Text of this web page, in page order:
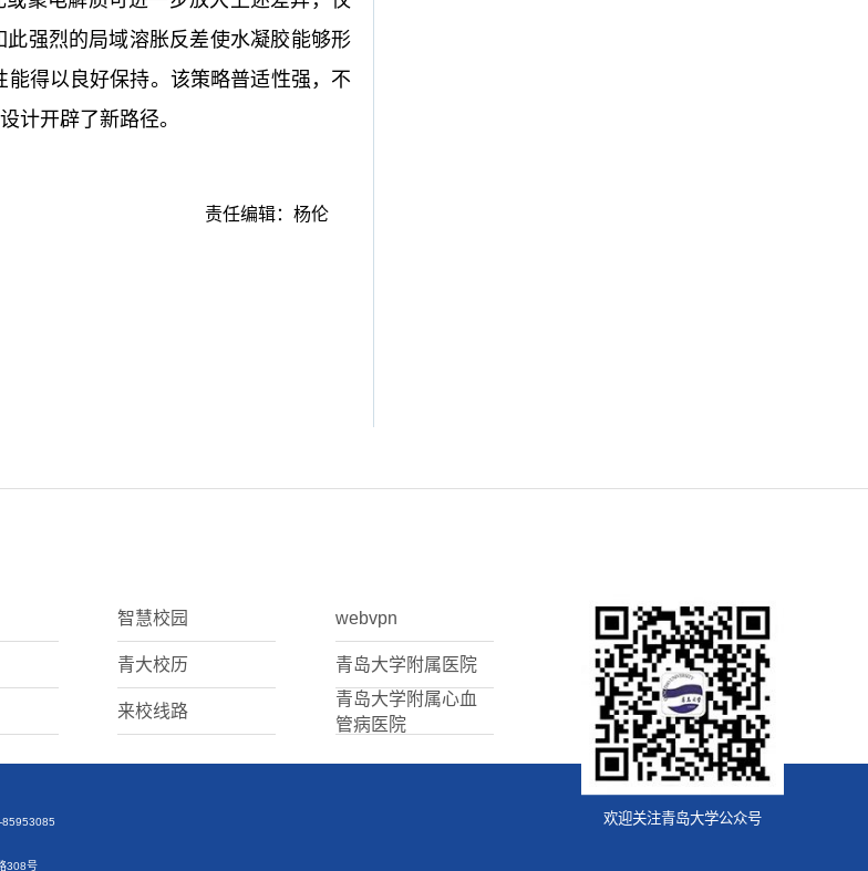
强烈的局域溶胀反差使水凝胶能够形
得以良好保持。该策略普适性强，不
计开辟了新路径。
责任编辑：杨伦
智慧校园 webvpn
青大校历 青岛大学附属医院
来校线路
青岛大学附属心血
管病医院
欢迎关注青岛大学公众号
85953085
308号